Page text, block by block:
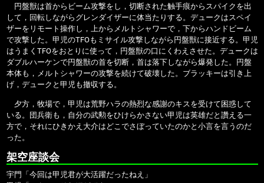
円盤獣は首からビーム攻撃をし，切断された触手痕からスパイクを出
して，回転しながらグレンダイザーに体当たりする。デュークはスペイ
ザーをリモート操作し，上からメルトシャワーで，下からハンドビーム
で攻撃した。甲児のTFOもミサイル攻撃しながら円盤獣に接近する。甲児
はうまくTFOをおとりに使って，円盤獣の口にくわえさせた。デュークは
ダブルハーケンで円盤獣の首を切断，首は落下しながら爆発した。円盤
本体も，メルトシャワーの攻撃を続けて破壊した。ブラッキーは引き上
げ，デュークと甲児も撤収する。
夕方，牧場で，甲児は荒野ハラの熱烈な感謝のキスを受けて困惑して
いる。団兵衛も，自分の武勲をひけらかさない甲児は英雄だと讚える一
方で，それにひきかえ大介はどこでさぼっていたのかと小言を言うのだ
った。
架空座談会
宇門「今回は甲児君が大活躍だったねえ」